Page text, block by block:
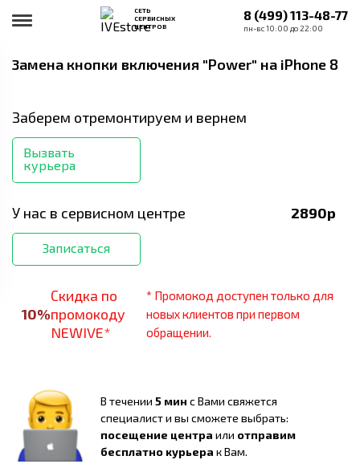
СЕТЬ
СЕРВИСНЫХ
ЦЕНТРОВ
8 (499) 113-48-77
пн-вс 10:00 до 22:00
Замена кнопки включения "Power" на iPhone 8
Заберем отремонтируем и вернем
Вызвать
курьера
У нас в сервисном центре 2890р
Записаться
10%
Скидка по
промокоду
NEWIVE*
* Промокод доступен только для
новых клиентов при первом
обращении.
В течении 5 мин с Вами свяжется
специалист и вы сможете выбрать:
посещение центра или отправим
бесплатно курьера к Вам.